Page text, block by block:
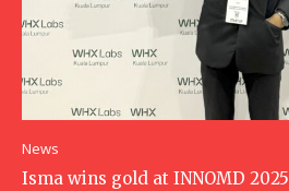
News
Isma wins gold at INNOMD 2025